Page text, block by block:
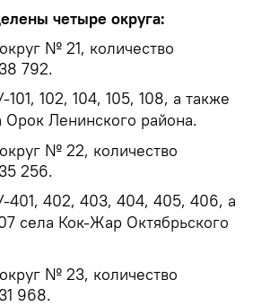
четыре округа:
№ 21, количество
792.
102, 104, 105, 108, а также
Орок Ленинского района.
№ 22, количество
256.
401, 402, 403, 404, 405, 406, а
села Кок-Жар Октябрьского
№ 23, количество
968.